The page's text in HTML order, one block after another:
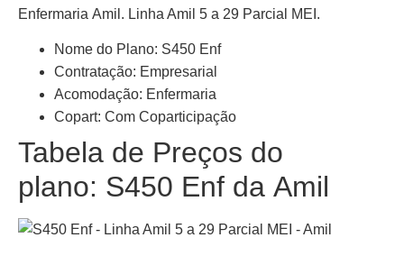
Enfermaria Amil. Linha Amil 5 a 29 Parcial MEI.
Nome do Plano: S450 Enf
Contratação: Empresarial
Acomodação: Enfermaria
Copart: Com Coparticipação
Tabela de Preços do
plano: S450 Enf da Amil